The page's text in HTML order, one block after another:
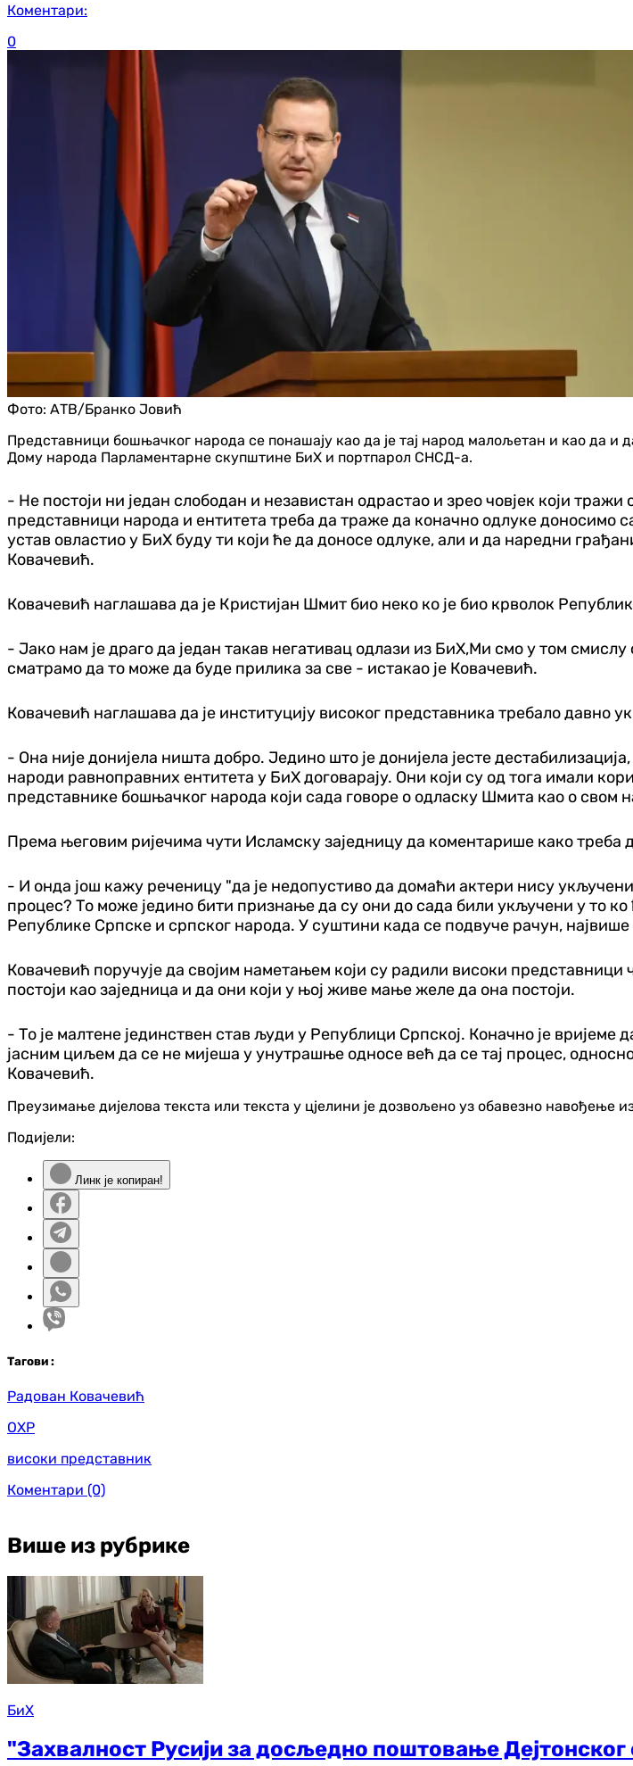
Коментари:
0
Фото: АТВ/Бранко Јовић
Представници бошњачког народа се понашају као да је тај народ малољетан и као да
Дому народа Парламентарне скупштине БиХ и портпарол СНСД-а.
- Не постоји ни један слободан и независтан одрастао и зрео човјек који
представници народа и ентитета треба да траже да коначно одлуке доносимо
устав овластио у БиХ буду ти који ће да доносе одлуке, али и да наредни
Ковачевић.
Ковачевић наглашава да је Кристијан Шмит био неко ко је био крволок
- Јако нам је драго да један такав негативац одлази из БиХ,Ми смо у том
сматрамо да то може да буде прилика за све - истакао је Ковачевић.
Ковачевић наглашава да је институцију високог представника требало давно
- Она није донијела ништа добро. Једино што је донијела јесте
народи равноправних ентитета у БиХ договарају. Они који су од тога имали
представнике бошњачког народа који сада говоре о одласку Шмита као о свом
Према његовим ријечима чути Исламску заједницу да коментарише како треба
- И онда још кажу реченицу "да је недопустиво да домаћи актери нису
процес? То може једино бити признање да су они до сада били укључени у то
Републике Српске и српског народа. У суштини када се подвуче рачун,
Ковачевић поручује да својим наметањем који су радили високи
постоји као заједница и да они који у њој живе мање желе да она постоји.
- То је малтене јединствен став људи у Републици Српској. Коначно је
јасним циљем да се не мијеша у унутрашње односе већ да се тај процес,
Ковачевић.
Преузимање дијелова текста или текста у цјелини је дозвољено уз обавезно навођење
Подијели:
Линк је копиран!
Тагови :
Радован Ковачевић
ОХР
високи представник
Коментари (0)
Више из рубрике
БиХ
"Захвалност Русији за досљедно поштовање